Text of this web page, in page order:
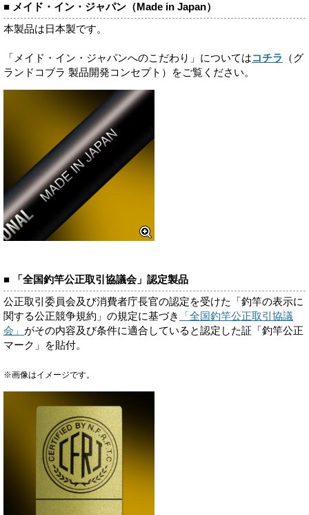
■ メイド・イン・ジャパン（Made in Japan）
本製品は日本製です。
「メイド・イン・ジャパンへのこだわり」についてはコチラ
（グ
ランドコブラ 製品開発コンセプト）をご覧ください。
■ 「全国釣竿公正取引協議会」認定製品
公正取引委員会及び消費者庁長官の認定を受けた「釣竿の表示に
関する公正競争規約」の規定に基づき
「全国釣竿公正取引協議
会」 がその内容及び条件に適合していると認定した証「釣竿公正
マーク」を貼付。
※画像はイメージです。